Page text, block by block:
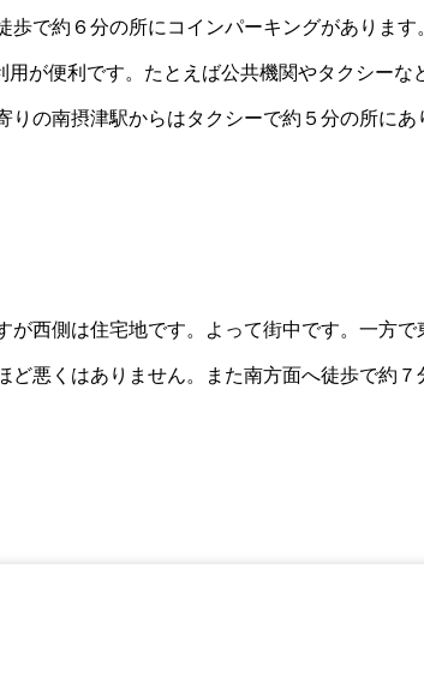
で約６分の所にコインパーキングがあります
が便利です。たとえば公共機関やタクシーな
の南摂津駅からはタクシーで約５分の所にあ
西側は住宅地です。よって街中です。一方で
悪くはありません。また南方面へ徒歩で約７